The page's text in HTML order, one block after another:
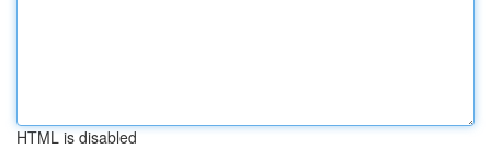
HTML is disabled